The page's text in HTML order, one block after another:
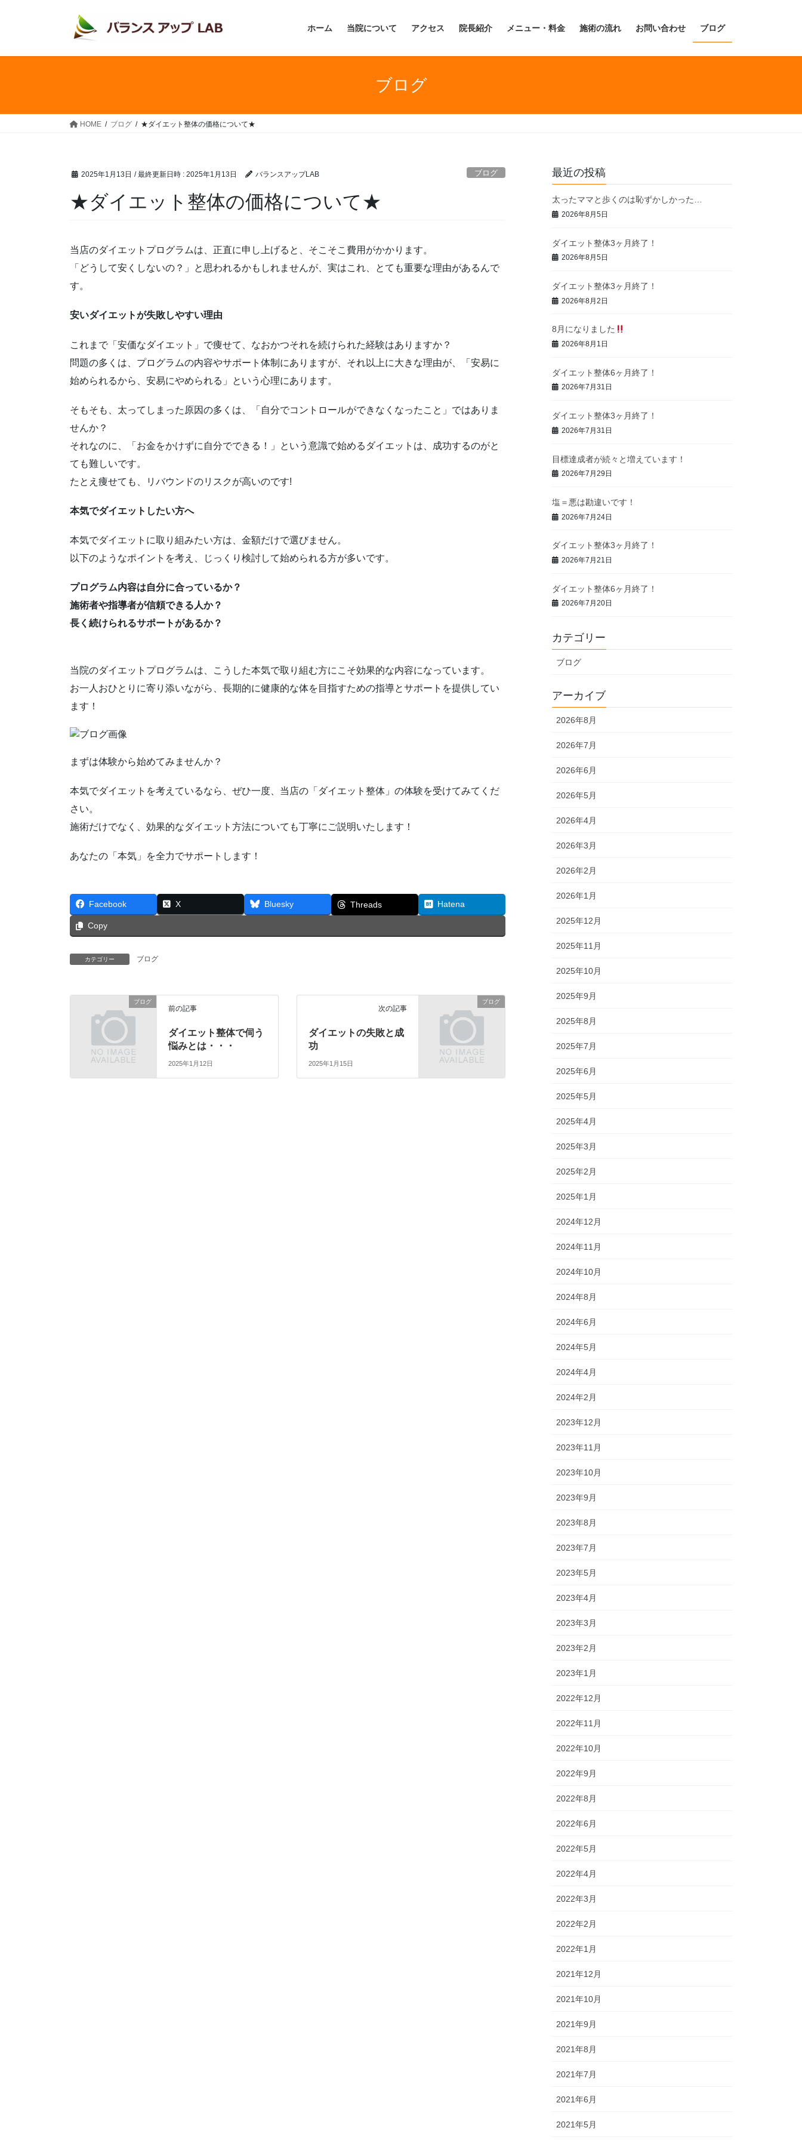
ホーム 当院について アクセス 院長紹介 メニュー・料金 施術の流れ お問い合わせ ブログ
ブログ
HOME ブログ ★ダイエット整体の価格について★
2025年1月13日 / 最終更新日時 : 2025年1月13日 バランスアップLAB ブログ
★ダイエット整体の価格について★
当店のダイエットプログラムは、正直に申し上げると、そこそこ費用がかかります。
「どうして安くしないの？」と思われるかもしれませんが、実はこれ、とても重要な理由があるんで
す。
安いダイエットが失敗しやすい理由
これまで「安価なダイエット」で痩せて、なおかつそれを続けられた経験はありますか？
問題の多くは、プログラムの内容やサポート体制にありますが、それ以上に大きな理由が、「安易に
始められるから、安易にやめられる」という心理にあります。
そもそも、太ってしまった原因の多くは、「自分でコントロールができなくなったこと」ではありま
せんか？
それなのに、「お金をかけずに自分でできる！」という意識で始めるダイエットは、成功するのがと
ても難しいです。
たとえ痩せても、リバウンドのリスクが高いのです!
本気でダイエットしたい方へ
本気でダイエットに取り組みたい方は、金額だけで選びません。
以下のようなポイントを考え、じっくり検討して始められる方が多いです。
プログラム内容は自分に合っているか？
施術者や指導者が信頼できる人か？
長く続けられるサポートがあるか？
当院のダイエットプログラムは、こうした本気で取り組む方にこそ効果的な内容になっています。
お一人おひとりに寄り添いながら、長期的に健康的な体を目指すための指導とサポートを提供してい
ます！
まずは体験から始めてみませんか？
本気でダイエットを考えているなら、ぜひ一度、当店の「ダイエット整体」の体験を受けてみてくだ
さい。
施術だけでなく、効果的なダイエット方法についても丁寧にご説明いたします！
あなたの「本気」を全力でサポートします！
Facebook X Bluesky Threads Hatena
Copy
カテゴリー ブログ
ブログ
前の記事
ダイエット整体で伺う
悩みとは・・・
2025年1月12日
ブログ
次の記事
ダイエットの失敗と成
功
2025年1月15日
最近の投稿
太ったママと歩くのは恥ずかしかった…
2026年8月5日
ダイエット整体3ヶ月終了！
2026年8月5日
ダイエット整体3ヶ月終了！
2026年8月2日
8月になりました
2026年8月1日
ダイエット整体6ヶ月終了！
2026年7月31日
ダイエット整体3ヶ月終了！
2026年7月31日
目標達成者が続々と増えています！
2026年7月29日
塩＝悪は勘違いです！
2026年7月24日
ダイエット整体3ヶ月終了！
2026年7月21日
ダイエット整体6ヶ月終了！
2026年7月20日
カテゴリー
ブログ
アーカイブ
2026年8月
2026年7月
2026年6月
2026年5月
2026年4月
2026年3月
2026年2月
2026年1月
2025年12月
2025年11月
2025年10月
2025年9月
2025年8月
2025年7月
2025年6月
2025年5月
2025年4月
2025年3月
2025年2月
2025年1月
2024年12月
2024年11月
2024年10月
2024年8月
2024年6月
2024年5月
2024年4月
2024年2月
2023年12月
2023年11月
2023年10月
2023年9月
2023年8月
2023年7月
2023年5月
2023年4月
2023年3月
2023年2月
2023年1月
2022年12月
2022年11月
2022年10月
2022年9月
2022年8月
2022年6月
2022年5月
2022年4月
2022年3月
2022年2月
2022年1月
2021年12月
2021年10月
2021年9月
2021年8月
2021年7月
2021年6月
2021年5月